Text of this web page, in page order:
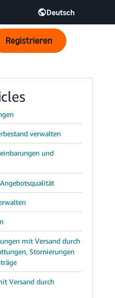
Deutsch
Deutsch - DE
Registrieren
verwalten
und
mit Versand durch
Stornierungen
Versand durch